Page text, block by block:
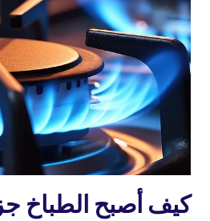
تصليح
طباخات
كيف أصبح الطباخ